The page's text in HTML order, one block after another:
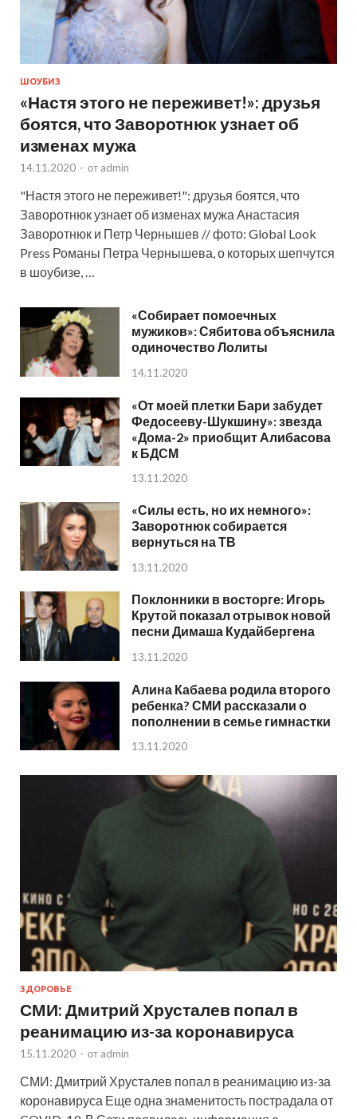
ШОУБИЗ
«Настя этого не переживет!»: друзья
боятся, что Заворотнюк узнает об
изменах мужа
14.11.2020 - от admin
"Настя этого не переживет!": друзья боятся, что
Заворотнюк узнает об изменах мужа Анастасия
Заворотнюк и Петр Чернышев // фото: Global Look
Press Романы Петра Чернышева, о которых шепчутся
в шоубизе, …
«Собирает помоечных
мужиков»: Сябитова объяснила
одиночество Лолиты
14.11.2020
«От моей плетки Бари забудет
Федосееву-Шукшину»: звезда
«Дома-2» приобщит Алибасова
к БДСМ
13.11.2020
«Силы есть, но их немного»:
Заворотнюк собирается
вернуться на ТВ
13.11.2020
Поклонники в восторге: Игорь
Крутой показал отрывок новой
песни Димаша Кудайбергена
13.11.2020
Алина Кабаева родила второго
ребенка? СМИ рассказали о
пополнении в семье гимнастки
13.11.2020
ЗДОРОВЬЕ
СМИ: Дмитрий Хрусталев попал в
реанимацию из-за коронавируса
15.11.2020 - от admin
СМИ: Дмитрий Хрусталев попал в реанимацию из-за
коронавируса Еще одна знаменитость пострадала от